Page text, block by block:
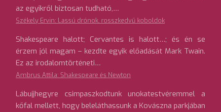
az egyikről biztosan tudható,…
Székely Ervin: Lassú drónok, rosszkedvű koboldok
Shakespeare halott; Cervantes is halott…; és én se
érzem jól magam – kezdte egyik előadását Mark Twain.
Ez az irodalomtörténeti…
Ambrus Attila: Shakespeare és Newton
Lábujjhegyre csimpaszkodtunk unokatestvéremmel a
kőfal mellett, hogy beleláthassunk a Kovászna parkjában